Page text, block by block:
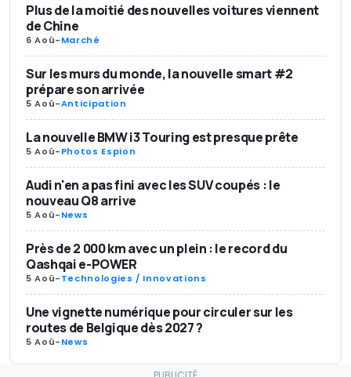
Plus de la moitié des nouvelles voitures viennent
de Chine
6 Aoû-Marché
Sur les murs du monde, la nouvelle smart #2
prépare son arrivée
5 Aoû-Anticipation
La nouvelle BMW i3 Touring est presque prête
5 Aoû-Photos Espion
Audi n'en a pas fini avec les SUV coupés : le
nouveau Q8 arrive
5 Aoû-News
Près de 2 000 km avec un plein : le record du
Qashqai e-POWER
5 Aoû-Technologies / Innovations
Une vignette numérique pour circuler sur les
routes de Belgique dès 2027 ?
5 Aoû-News